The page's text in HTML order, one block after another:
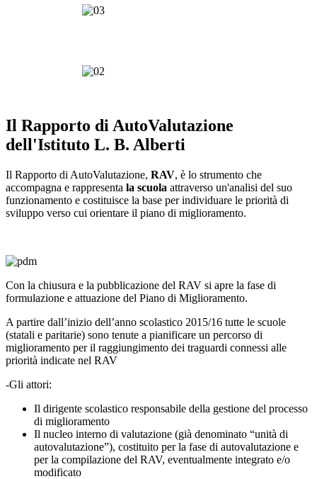
Il Rapporto di AutoValutazione
dell'Istituto L. B. Alberti
Il Rapporto di AutoValutazione, RAV, è lo strumento che
accompagna e rappresenta la scuola attraverso un'analisi del suo
funzionamento e costituisce la base per individuare le priorità di
sviluppo verso cui orientare il piano di miglioramento.
Con la chiusura e la pubblicazione del RAV si apre la fase di
formulazione e attuazione del Piano di Miglioramento.
A partire dall’inizio dell’anno scolastico 2015/16 tutte le scuole
(statali e paritarie) sono tenute a pianificare un percorso di
miglioramento per il raggiungimento dei traguardi connessi alle
priorità indicate nel RAV
-Gli attori:
Il dirigente scolastico responsabile della gestione del processo
di miglioramento
Il nucleo interno di valutazione (già denominato “unità di
autovalutazione”), costituito per la fase di autovalutazione e
per la compilazione del RAV, eventualmente integrato e/o
modificato